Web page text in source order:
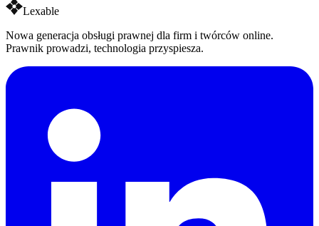
Lexable
Nowa generacja obsługi prawnej dla firm i twórców online.
Prawnik prowadzi, technologia przyspiesza.